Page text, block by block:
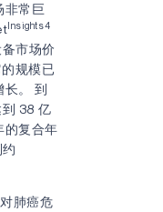
非常巨
Insights4
市场价
规模已
长。 到
38 亿
的复合年
肺癌危